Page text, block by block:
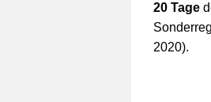
20 Tage
2020).